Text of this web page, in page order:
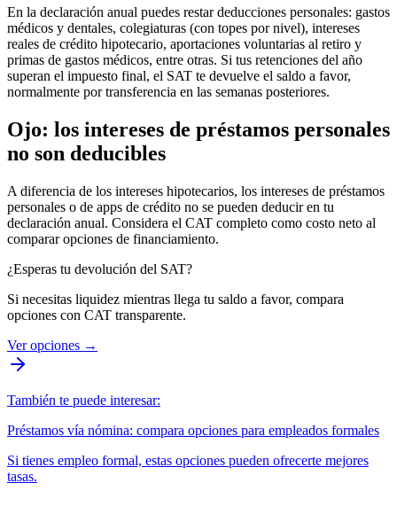
En la declaración anual puedes restar deducciones personales: gastos
médicos y dentales, colegiaturas (con topes por nivel), intereses
reales de crédito hipotecario, aportaciones voluntarias al retiro y
primas de gastos médicos, entre otras. Si tus retenciones del año
superan el impuesto final, el SAT te devuelve el saldo a favor,
normalmente por transferencia en las semanas posteriores.
Ojo: los intereses de préstamos personales
no son deducibles
A diferencia de los intereses hipotecarios, los intereses de préstamos
personales o de apps de crédito no se pueden deducir en tu
declaración anual. Considera el CAT completo como costo neto al
comparar opciones de financiamiento.
¿Esperas tu devolución del SAT?
Si necesitas liquidez mientras llega tu saldo a favor, compara
opciones con CAT transparente.
Ver opciones →
También te puede interesar:
Préstamos vía nómina: compara opciones para empleados formales
Si tienes empleo formal, estas opciones pueden ofrecerte mejores
tasas.